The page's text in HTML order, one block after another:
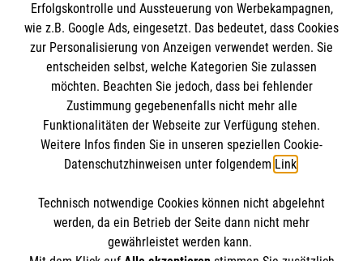
Datenschutz
Kontakt
AGB
Die Malteser
Malteser in Deutschland
Malteserorden
Sharepoint
Spendenkonto
Spendenkonto
Empfänger: Malteser Hilfsdienst e.V.
Bank: Pax-Bank für Kirche und Caritas eG
So finden sie uns
So finden Sie uns
Erfolgskontrolle und Aussteuerung von Werbekampagnen,
wie z.B. Google Ads, eingesetzt. Das bedeutet, dass Cookies
zur Personalisierung von Anzeigen verwendet werden. Sie
entscheiden selbst, welche Kategorien Sie zulassen
möchten. Beachten Sie jedoch, dass bei fehlender
Zustimmung gegebenenfalls nicht mehr alle
Funktionalitäten der Webseite zur Verfügung stehen.
Weitere Infos finden Sie in unseren speziellen Cookie-
Datenschutzhinweisen unter folgendem Link.
Technisch notwendige Cookies können nicht abgelehnt
werden, da ein Betrieb der Seite dann nicht mehr
gewährleistet werden kann.